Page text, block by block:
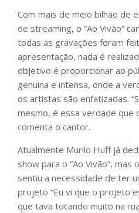
Com mais de meio bilhão de
de streaming, o “Ao Vivão”
todas as gravações foram
apresentação, nada é
objetivo é proporcionar ao
genuína e intensa, onde a
os artistas são enfatizadas.
mesmo, é essa verdade que
comenta o cantor.
Atualmente Murilo Huff já
show para o “Ao Vivão”,
sentiu a necessidade de ter
projeto “Eu vi que o projeto
que tava tocando muito na